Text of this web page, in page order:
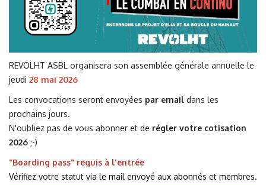
REVOLHT ASBL organisera son assemblée générale annuelle le
jeudi 28 mai 2026
Les convocations seront envoyées par email dans les
prochains jours.
N'oubliez pas de vous abonner et de régler votre cotisation
2026 ;-)
"Boarding pass" requis à l'entrée
Vérifiez votre statut via le mail envoyé aux abonnés et membres.